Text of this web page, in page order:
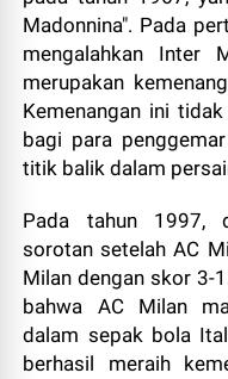
Madonnina". Pada
mengalahkan Inter
merupakan
Kemenangan ini
bagi para
titik balik dalam
Pada tahun 1997,
sorotan setelah AC
Milan dengan skor 3-
bahwa AC Milan
dalam sepak bola
berhasil meraih